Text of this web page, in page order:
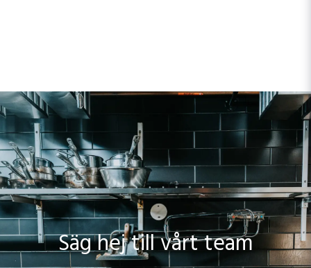
precision
Perforerad lådinsats – för ingredienser som behöver
dränering
Central kylning (+2…+8 °C) – för anslutning till
centralanläggning
Pulverlackad exteriör i valfri färg – idealiskt i öppna
serveringsmiljöer
Säg hej till vårt team